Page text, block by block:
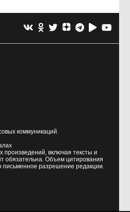
коммуникаций.
включая тексты и
обязательна. Объем цитирования
разрешение редакции.